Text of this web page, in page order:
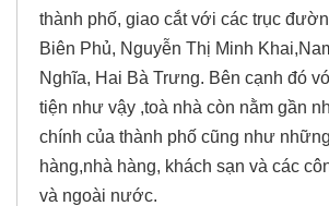
thành phố, giao cắt với các trục
Biên Phủ, Nguyễn Thị Minh
Nghĩa, Hai Bà Trưng. Bên cạnh đó
tiện như vậy ,toà nhà còn nằm gần
chính của thành phố cũng như
hàng,nhà hàng, khách sạn và các
và ngoài nước.